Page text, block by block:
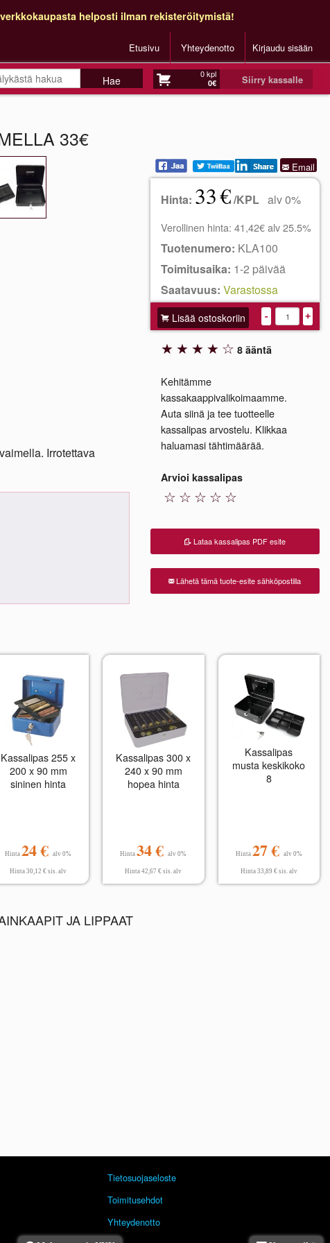
helposti ilman rekisteröitymistä!
Kirjaudu sisään
Etusivu Yhteydenotto
0 kpl
0€ Siirry kassalle
33€
Irrotettava
Email
Hinta: 33€/KPL alv 0%
Verollinen hinta: 41,42€ alv 25.5%
Tuotenumero: KLA100
Toimitusaika: 1-2 päivää
Saatavuus: Varastossa
Lisää ostoskoriin - +
★ ★ ★ ★ ☆ 8 ääntä
Kehitämme
kassakaappivalikoimaamme.
Auta siinä ja tee tuotteelle
kassalipas arvostelu. Klikkaa
haluamasi tähtimäärää.
Arvioi kassalipas
☆
☆
☆
☆
☆
Lataa kassalipas PDF esite
Lähetä tämä tuote-esite sähköpostilla
Kassalipas 255 x
200 x 90 mm
sininen hinta
Hinta24 €alv 0%
Hinta 30,12 € sis. alv
Kassalipas 300 x
240 x 90 mm
hopea hinta
Hinta34 €alv 0%
Hinta 42,67 € sis. alv
Kassalipas
musta keskikoko
8
Hinta 27 € alv 0%
Hinta 33,89 € sis. alv
JA LIPPAAT
Tietosuojaseloste
Toimitusehdot
Yhteydenotto